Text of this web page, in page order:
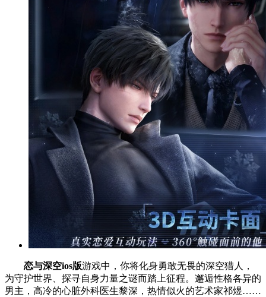
恋与深空ios版游戏中，你将化身勇敢无畏的深空猎人，
为守护世界、探寻自身力量之谜而踏上征程。邂逅性格各异的
男主，高冷的心脏外科医生黎深，热情似火的艺术家祁煜……